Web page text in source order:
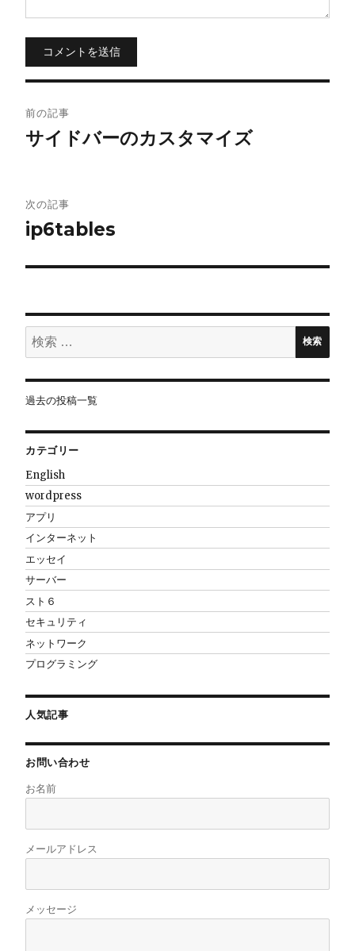
コメントを送信
稿
ビ
ゲ
ー
ョ
ン
前の記事
サイドバーのカスタマイズ
次の記事
ip6tables
検
索:
検索
過去の投稿一覧
カテゴリー
English
wordpress
アプリ
インターネット
エッセイ
サーバー
スト６
セキュリティ
ネットワーク
プログラミング
人気記事
お問い合わせ
お名前
メールアドレス
メッセージ